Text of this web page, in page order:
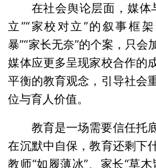
在社会舆论层面，媒体
立”“家校对立”的叙事框
暴”“家长无奈”的个案，只会
媒体应更多呈现家校合作的
平衡的教育观念，引导社会
位与育人价值。
教育是一场需要信任托
在沉默中自保，教育还剩下
教师“如履薄冰”、家长“草